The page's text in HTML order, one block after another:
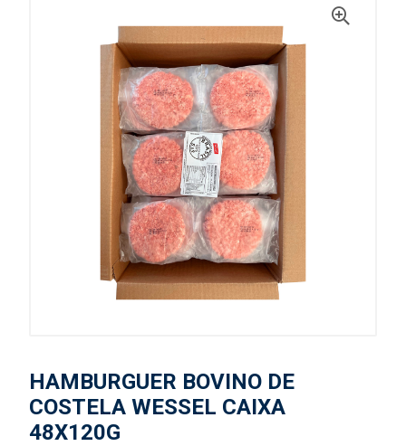
HAMBURGUER BOVINO DE
COSTELA WESSEL CAIXA
48X120G